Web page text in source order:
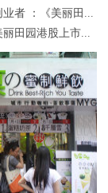
者 ：《美丽田...
田园港股上市...
20:50
牌，请电话...
牌，请电话...
08:24
牌，请电话...
08:22
牌，请电话...
08:52
牌，请电话...